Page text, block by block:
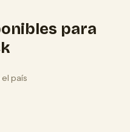
para
país